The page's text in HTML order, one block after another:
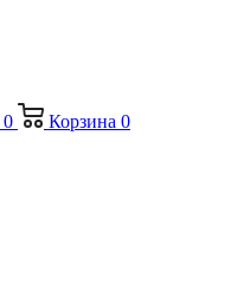
0 Корзина 0